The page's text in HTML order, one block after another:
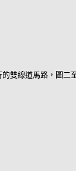
雙線道馬路，圖二